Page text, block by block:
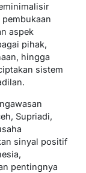
aspek
pihak,
hingga
sistem
Supriadi,
sinyal positif
pentingnya